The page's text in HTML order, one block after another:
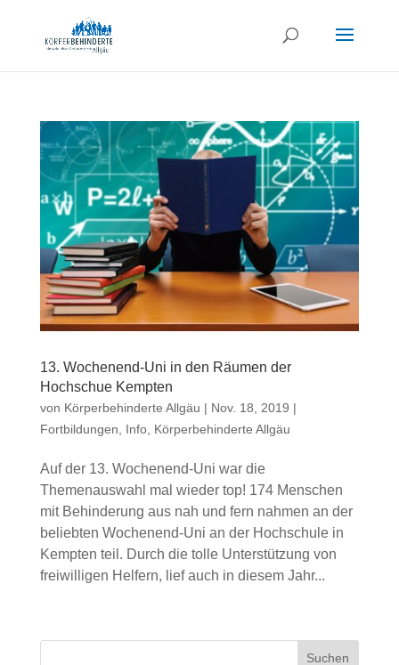
13. Wochenend-Uni in den Räumen der
Hochschue Kempten
von Körperbehinderte Allgäu | Nov. 18, 2019 |
Fortbildungen
Info, Körperbehinderte Allgäu
Auf der 13. Wochenend-Uni war die
Themenauswahl mal wieder top! 174 Menschen
mit Behinderung aus nah und fern nahmen an der
beliebten Wochenend-Uni an der Hochschule in
Kempten teil. Durch die tolle Unterstützung von
freiwilligen Helfern, lief auch in diesem Jahr...